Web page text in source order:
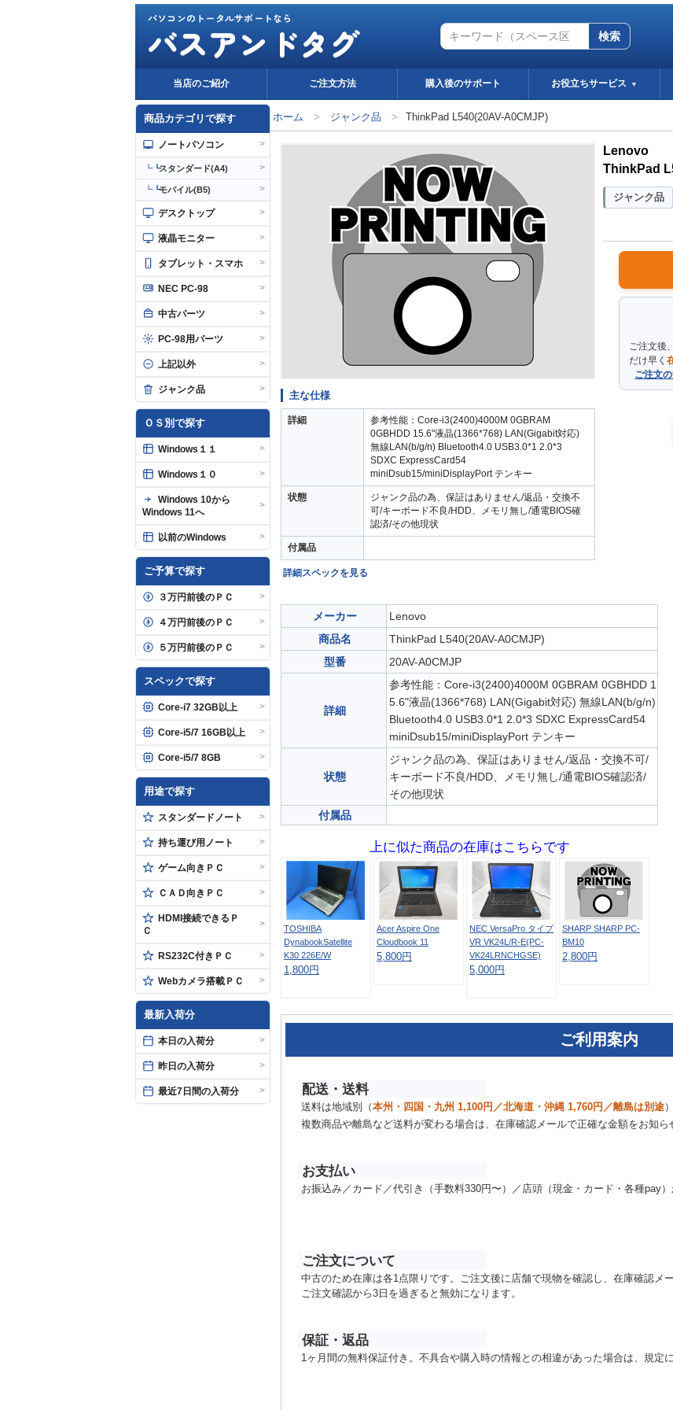
パソコンのトータルサポートなら
バスアンドタグ 検索
当店のご紹介 ご注文方法 購入後のサポート お役立ちサービス ▼
商品カテゴリで探す
ノートパソコン >
┗スタンダード(A4) >
┗モバイル(B5) >
デスクトップ >
液晶モニター >
タブレット・スマホ >
NEC PC-98 >
中古パーツ >
PC-98用パーツ >
上記以外 >
ジャンク品 >
ＯＳ別で探す
Windows１１ >
Windows１０ >
Windows 10から
Windows 11へ
>
以前のWindows >
ご予算で探す
３万円前後のＰＣ >
４万円前後のＰＣ >
５万円前後のＰＣ >
スペックで探す
Core-i7 32GB以上 >
Core-i5/7 16GB以上 >
Core-i5/7 8GB >
用途で探す
スタンダードノート >
持ち運び用ノート >
ゲーム向きＰＣ >
ＣＡＤ向きＰＣ >
HDMI接続できるＰ
Ｃ
>
RS232C付きＰＣ >
Webカメラ搭載ＰＣ >
最新入荷分
本日の入荷分 >
昨日の入荷分 >
最近7日間の入荷分 >
ホーム > ジャンク品 > ThinkPad L540(20AV-A0CMJP)
主な仕様
詳細
参考性能：Core-i3(2400)4000M 0GBRAM
0GBHDD 15.6"液晶(1366*768) LAN(Gigabit対応)
無線LAN(b/g/n) Bluetooth4.0 USB3.0*1 2.0*3
SDXC ExpressCard54
miniDsub15/miniDisplayPort テンキー
状態
ジャンク品の為、保証はありません/返品・交換不
可/キーボード不良/HDD、メモリ無し/通電BIOS確
認済/その他現状
付属品
詳細スペックを見る
Lenovo
ThinkPad
ジャンク品
ご注文後
だけ早く
ご注文
メーカー
Lenovo
商品名
ThinkPad L540(20AV-A0CMJP)
型番
20AV-A0CMJP
詳細
参考性能：Core-i3(2400)4000M 0GBRAM 0GBHDD 1
5.6"液晶(1366*768) LAN(Gigabit対応) 無線LAN(b/g/n)
Bluetooth4.0 USB3.0*1 2.0*3 SDXC ExpressCard54
miniDsub15/miniDisplayPort テンキー
状態
ジャンク品の為、保証はありません/返品・交換不可/
キーボード不良/HDD、メモリ無し/通電BIOS確認済/
その他現状
付属品
上に似た商品の在庫はこちらです
TOSHIBA
DynabookSatellite
K30 226E/W
1,800円
Acer Aspire One
Cloudbook 11
5,800円
NEC VersaPro タイプ
VR VK24L/R-E(PC-
VK24LRNCHGSE)
5,000円
SHARP SHARP PC-
BM10
2,800円
ご利用案内
配送・送料
送料は地域別（本州・四国・九州 1,100円／北海道・沖縄 1,760円／離島は別途
複数商品や離島など送料が変わる場合は、在庫確認メールで正確な金額をお知ら
お支払い
お振込み／カード／代引き（手数料330円〜）／店頭（現金・カード・各種pay）
ご注文について
中古のため在庫は各1点限りです。ご注文後に店舗で現物を確認し、在庫確認メ
ご注文確認から3日を過ぎると無効になります。
保証・返品
1ヶ月間の無料保証付き。不具合や購入時の情報との相違があった場合は、規定